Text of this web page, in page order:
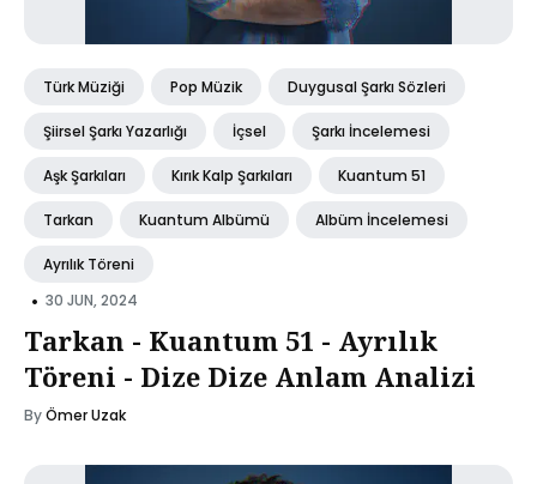
Türk Müziği Pop Müzik Duygusal Şarkı Sözleri
Şiirsel Şarkı Yazarlığı İçsel Şarkı İncelemesi
Aşk Şarkıları Kırık Kalp Şarkıları Kuantum 51
Tarkan Kuantum Albümü Albüm İncelemesi
Ayrılık Töreni
• 30 JUN, 2024
Tarkan - Kuantum 51 - Ayrılık
Töreni - Dize Dize Anlam Analizi
ByÖmer Uzak